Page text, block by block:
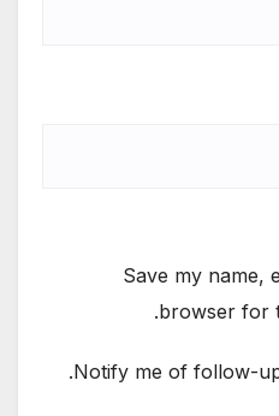
Save my name,
browser for
Notify me of follow-